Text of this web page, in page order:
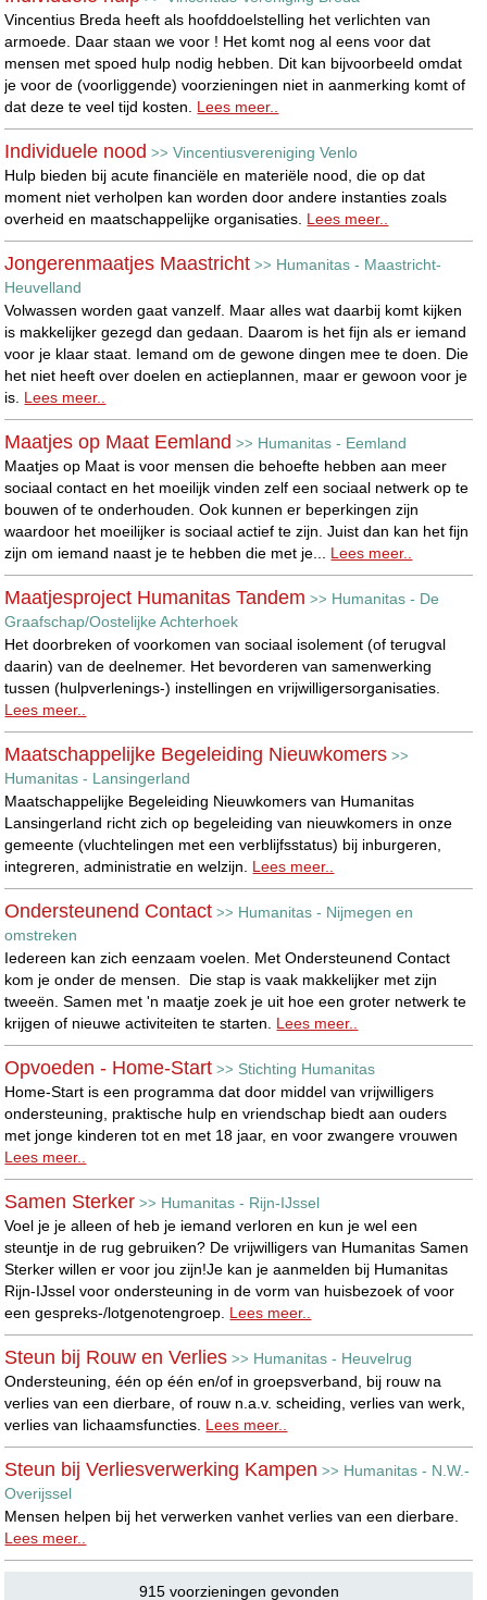
Vincentius Breda heeft als hoofddoelstelling het verlichten van
armoede. Daar staan we voor ! Het komt nog al eens voor dat
mensen met spoed hulp nodig hebben. Dit kan bijvoorbeeld omdat
je voor de (voorliggende) voorzieningen niet in aanmerking komt of
dat deze te veel tijd kosten. Lees meer..
Individuele nood >>Vincentiusvereniging Venlo
Hulp bieden bij acute financiële en materiële nood, die op dat
moment niet verholpen kan worden door andere instanties zoals
overheid en maatschappelijke organisaties. Lees meer..
Jongerenmaatjes Maastricht >> Humanitas - Maastricht-
Heuvelland
Volwassen worden gaat vanzelf. Maar alles wat daarbij komt kijken
is makkelijker gezegd dan gedaan. Daarom is het fijn als er iemand
voor je klaar staat. Iemand om de gewone dingen mee te doen. Die
het niet heeft over doelen en actieplannen, maar er gewoon voor je
is. Lees meer..
Maatjes op Maat Eemland >> Humanitas - Eemland
Maatjes op Maat is voor mensen die behoefte hebben aan meer
sociaal contact en het moeilijk vinden zelf een sociaal netwerk op te
bouwen of te onderhouden. Ook kunnen er beperkingen zijn
waardoor het moeilijker is sociaal actief te zijn. Juist dan kan het fijn
zijn om iemand naast je te hebben die met je... Lees meer..
Maatjesproject Humanitas Tandem >> Humanitas - De
Graafschap/Oostelijke Achterhoek
Het doorbreken of voorkomen van sociaal isolement (of terugval
daarin) van de deelnemer. Het bevorderen van samenwerking
tussen (hulpverlenings-) instellingen en vrijwilligersorganisaties.
Lees meer..
Maatschappelijke Begeleiding Nieuwkomers >>
Humanitas - Lansingerland
Maatschappelijke Begeleiding Nieuwkomers van Humanitas
Lansingerland richt zich op begeleiding van nieuwkomers in onze
gemeente (vluchtelingen met een verblijfsstatus) bij inburgeren,
integreren, administratie en welzijn. Lees meer..
Ondersteunend Contact >> Humanitas - Nijmegen en
omstreken
Iedereen kan zich eenzaam voelen. Met Ondersteunend Contact
kom je onder de mensen. Die stap is vaak makkelijker met zijn
tweeën. Samen met 'n maatje zoek je uit hoe een groter netwerk te
krijgen of nieuwe activiteiten te starten. Lees meer..
Opvoeden - Home-Start >> Stichting Humanitas
Home-Start is een programma dat door middel van vrijwilligers
ondersteuning, praktische hulp en vriendschap biedt aan ouders
met jonge kinderen tot en met 18 jaar, en voor zwangere vrouwen
Lees meer..
Samen Sterker >> Humanitas - Rijn-IJssel
Voel je je alleen of heb je iemand verloren en kun je wel een
steuntje in de rug gebruiken? De vrijwilligers van Humanitas Samen
Sterker willen er voor jou zijn!Je kan je aanmelden bij Humanitas
Rijn-IJssel voor ondersteuning in de vorm van huisbezoek of voor
een gespreks-/lotgenotengroep. Lees meer..
Steun bij Rouw en Verlies >> Humanitas - Heuvelrug
Ondersteuning, één op één en/of in groepsverband, bij rouw na
verlies van een dierbare, of rouw n.a.v. scheiding, verlies van werk,
verlies van lichaamsfuncties. Lees meer..
Steun bij Verliesverwerking Kampen >> Humanitas - N.W.-
Overijssel
Mensen helpen bij het verwerken vanhet verlies van een dierbare.
Lees meer..
915 voorzieningen gevonden